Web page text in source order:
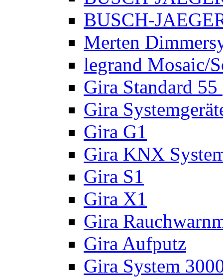
BUSCH-
Merten
legrand Mosaic/
Gira Standard
Gira
Gira G1
Gira KNX
Gira S1
Gira X1
Gira
Gira Aufputz
Gira System